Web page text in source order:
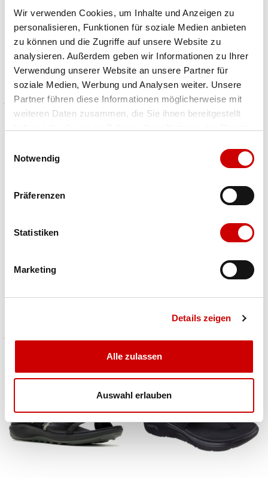
Wir verwenden Cookies, um Inhalte und Anzeigen zu
personalisieren, Funktionen für soziale Medien anbieten
zu können und die Zugriffe auf unsere Website zu
analysieren. Außerdem geben wir Informationen zu Ihrer
Verwendung unserer Website an unsere Partner für
soziale Medien, Werbung und Analysen weiter. Unsere
Partner führen diese Informationen möglicherweise mit
weiteren Daten zusammen, die Sie ihnen bereitgestellt
Notwendig
Präferenzen
Statistiken
Marketing
Details zeigen
Alle zulassen
Auswahl erlauben
Think
3-000246 Julia
CHF 89.80
Preis reduziert von
statt CHF 119.90An
Bugatti
321-AK084-4069
CHF 54.80
Preis reduziert von
statt CHF 69.95An
W's Miami Toe Loop Sandal